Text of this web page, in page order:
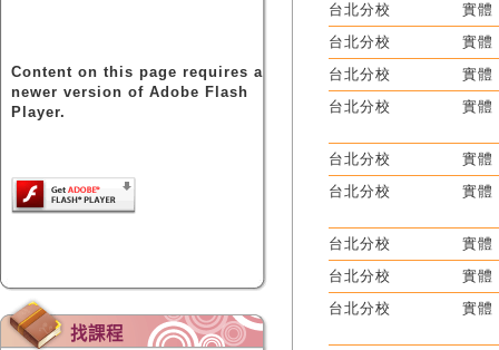
Content on this page requires a
newer version of Adobe Flash
Player.
台北分校
實體
台北分校
實體
台北分校
實體
台北分校
實體
台北分校
實體
台北分校
實體
台北分校
實體
台北分校
實體
台北分校
實體